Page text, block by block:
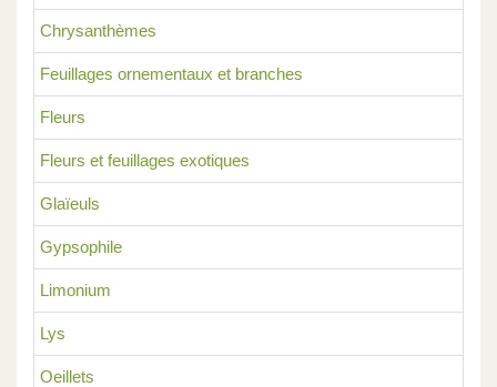
Chrysanthèmes
Feuillages ornementaux et branches
Fleurs
Fleurs et feuillages exotiques
Glaïeuls
Gypsophile
Limonium
Lys
Oeillets